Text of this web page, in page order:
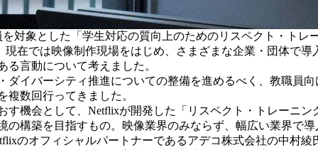
対象とした「学生対応の質向上のためのリスペクト・ト
在では映像制作現場をはじめ、さまざまな企業・団体で
言動について考えました。
イバーシティ推進についての整備を進めるべく、教職員
複数回行ってきました。
機会として、Netflixが開発した「リスペクト・トレーニ
構築を目指すもの。映像業界のみならず、幅広い業界で導
のオフィシャルパートナーであるアデコ株式会社の中村